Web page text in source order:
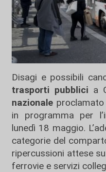
Disagi e possibili
trasporti pubblici a
nazionale
in programma per
lunedì 18 maggio.
categorie del
ripercussioni attese
ferrovie e servizi